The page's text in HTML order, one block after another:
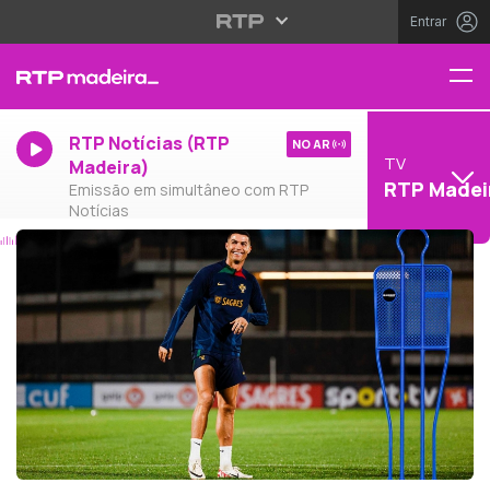
Entrar
RTP Notícias (RTP
Madeira)
Emissão em simultâneo com RTP
Notícias
NO AR
TV
RTP